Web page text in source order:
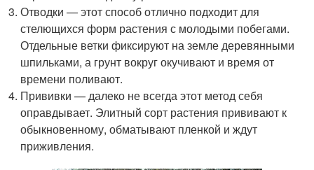
Отводки — этот способ отлично подходит для
стелющихся форм растения с молодыми побегами.
Отдельные ветки фиксируют на земле деревянными
шпильками, а грунт вокруг окучивают и время от
времени поливают.
Прививки — далеко не всегда этот метод себя
оправдывает. Элитный сорт растения прививают к
обыкновенному, обматывают пленкой и ждут
приживления.